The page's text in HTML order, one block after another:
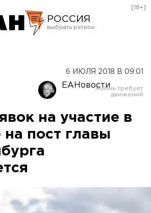
РОССИЯ
Оренбург
[18+]
6 ИЮЛЯ 2018 В 09:01
ЕАНовости
на участие в
на пост главы